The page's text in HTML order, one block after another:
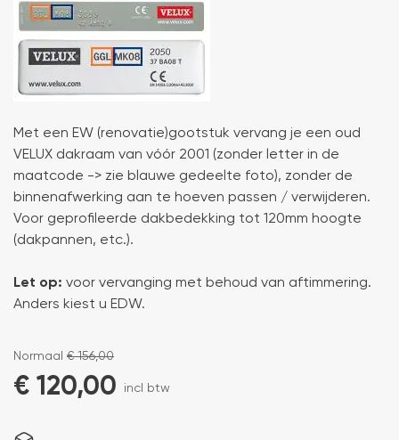
Met een EW (renovatie)gootstuk vervang je een oud
VELUX dakraam van vóór 2001 (zonder letter in de
maatcode -> zie blauwe gedeelte foto), zonder de
binnenafwerking aan te hoeven passen / verwijderen.
Voor geprofileerde dakbedekking tot 120mm hoogte
(dakpannen, etc.).
Let op: voor vervanging met behoud van aftimmering.
Anders kiest u EDW.
Normaal €156,00
€ 120,00 incl btw